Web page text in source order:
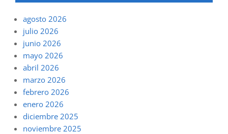
agosto 2026
julio 2026
junio 2026
mayo 2026
abril 2026
marzo 2026
febrero 2026
enero 2026
diciembre 2025
noviembre 2025